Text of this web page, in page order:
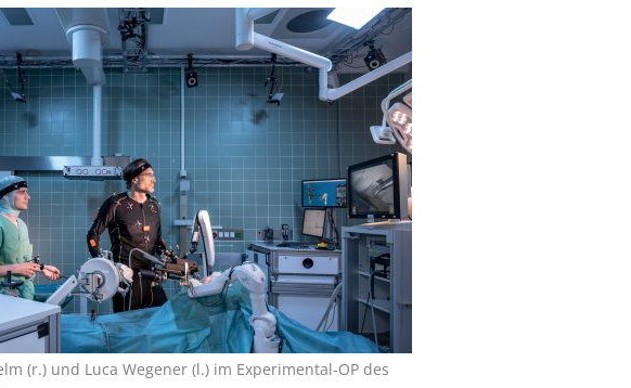
(r.) und Luca Wegener (l.) im Experimental-OP des